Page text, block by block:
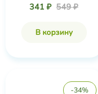
341 ₽ 549 ₽
В корзину
-34%